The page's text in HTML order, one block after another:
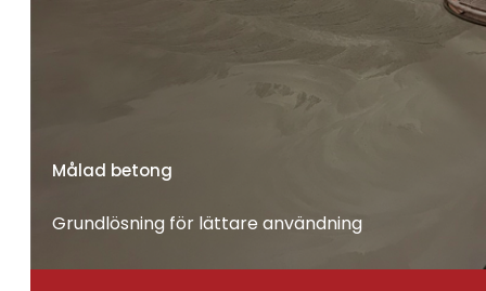
Målad betong
Grundlösning för lättare användning